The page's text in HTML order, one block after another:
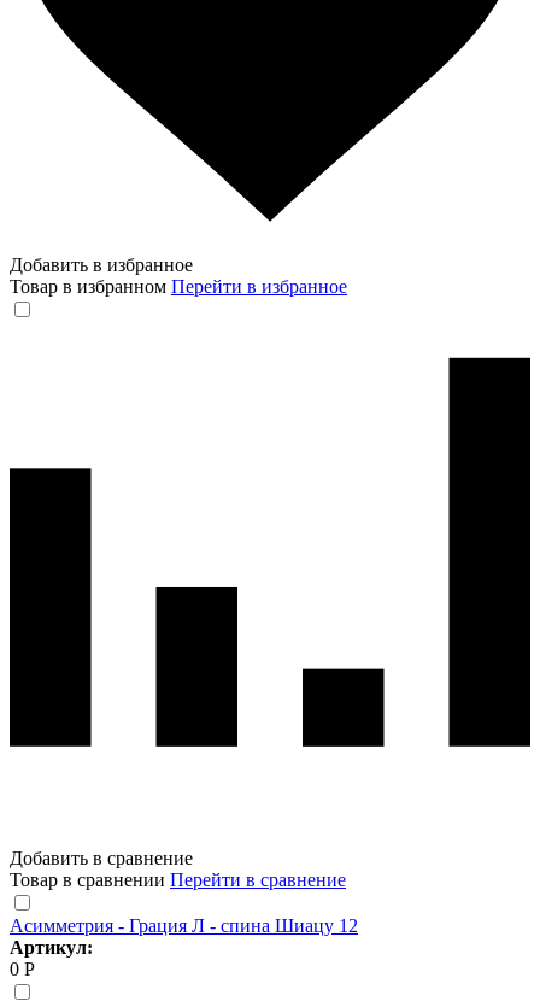
Добавить в избранное
Товар в избранном Перейти в избранное
Добавить в сравнение
Товар в сравнении Перейти в сравнение
Асимметрия - Грация Л - спина Шиацу 12
Артикул:
0 Р